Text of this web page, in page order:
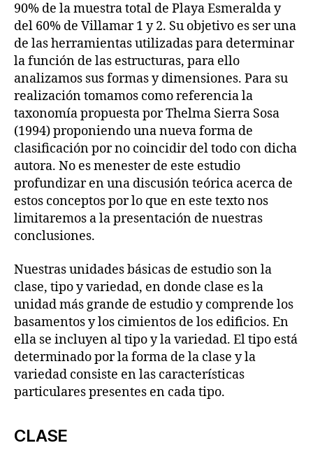
90% de la muestra total de Playa Esmeralda y
del 60% de Villamar 1 y 2. Su objetivo es ser una
de las herramientas utilizadas para determinar
la función de las estructuras, para ello
analizamos sus formas y dimensiones. Para su
realización tomamos como referencia la
taxonomía propuesta por Thelma Sierra Sosa
(1994) proponiendo una nueva forma de
clasificación por no coincidir del todo con dicha
autora. No es menester de este estudio
profundizar en una discusión teórica acerca de
estos conceptos por lo que en este texto nos
limitaremos a la presentación de nuestras
conclusiones.
Nuestras unidades básicas de estudio son la
clase, tipo y variedad, en donde clase es la
unidad más grande de estudio y comprende los
basamentos y los cimientos de los edificios. En
ella se incluyen al tipo y la variedad. El tipo está
determinado por la forma de la clase y la
variedad consiste en las características
particulares presentes en cada tipo.
CLASE